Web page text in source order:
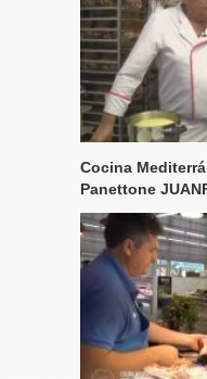
Cocina
Panettone